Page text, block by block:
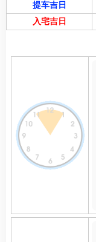
提车吉日
入宅吉日